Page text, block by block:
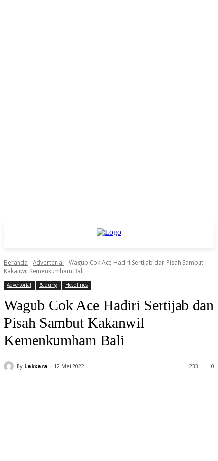
Beranda Advertorial
Wagub Cok Ace Hadiri Sertijab dan Pisah Sambut
Kakanwil Kemenkumham Bali
Advertorial Badung Headlines
Wagub Cok Ace Hadiri Sertijab dan
Pisah Sambut Kakanwil
Kemenkumham Bali
By Laksara 12 Mei 2022 0
233